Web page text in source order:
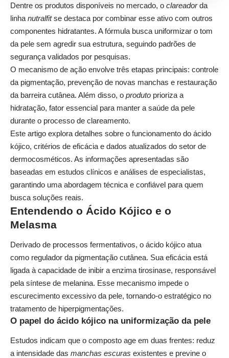
Dentre os produtos disponíveis no mercado, o clareadorda
linha nutralfitse destaca por combinar esse ativo com outros
componentes hidratantes. A fórmula busca uniformizar o tom
da pele sem agredir sua estrutura, seguindo padrões de
segurança validados por pesquisas.
O mecanismo de ação envolve três etapas principais: controle
da pigmentação, prevenção de novas manchas e restauração
da barreira cutânea. Além disso, o produto prioriza a
hidratação, fator essencial para manter a saúde da pele
durante o processo de clareamento.
Este artigo explora detalhes sobre o funcionamento do ácido
kójico, critérios de eficácia e dados atualizados do setor de
dermocosméticos. As informações apresentadas são
baseadas em estudos clínicos e análises de especialistas,
garantindo uma abordagem técnica e confiável para quem
busca soluções reais.
Entendendo o Ácido Kójico e o
Melasma
Derivado de processos fermentativos, o ácido kójico atua
como regulador da pigmentação cutânea. Sua eficácia está
ligada à capacidade de inibir a enzima tirosinase, responsável
pela síntese de melanina. Esse mecanismo impede o
escurecimento excessivo da pele, tornando-o estratégico no
tratamento de hiperpigmentações.
O papel do ácido kójico na uniformização da pele
Estudos indicam que o composto age em duas frentes: reduz
a intensidade das manchas escuras existentes e previne o